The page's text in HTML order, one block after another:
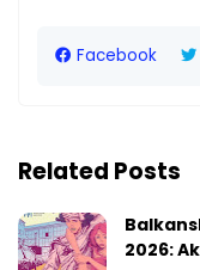
Facebook
Related Posts
2026: